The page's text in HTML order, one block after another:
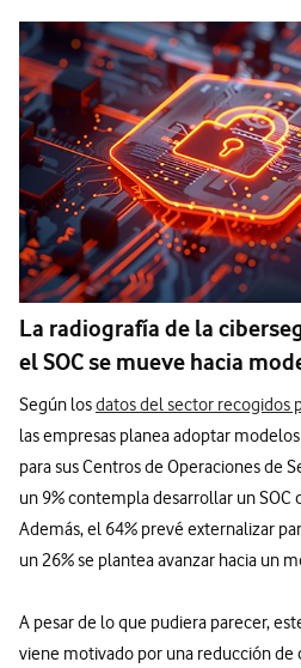
La radiografía de la
el SOC se mueve hacia
Según losdatos del sector recogidos
las empresas planea adoptar
para sus Centros de Operaciones de
un 9% contempla desarrollar un
Además, el 64% prevé externalizar
un 26% se plantea avanzar hacia un
A pesar de lo que pudiera parecer,
viene motivado por una reducción de